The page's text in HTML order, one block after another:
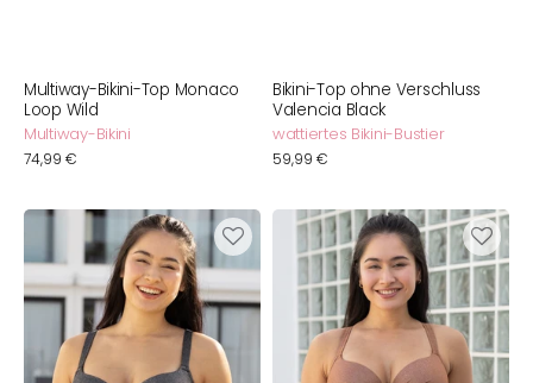
Multiway-Bikini-Top Monaco
Loop Wild
Multiway-Bikini
Normaler
74,99 €
Bikini-Top ohne Verschluss
Valencia Black
wattiertes Bikini-Bustier
Normaler
59,99 €
Schalen-
Top
Valencia
Silver
Schalen-
Bikini-
Valencia
Glam
Bronze